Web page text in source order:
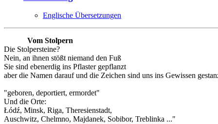
Englische Übersetzungen
Vom Stolpern
Die Stolpersteine?
Nein, an ihnen stößt niemand den Fuß
Sie sind ebenerdig ins Pflaster gepflanzt
aber die Namen darauf und die Zeichen sind uns ins Gewissen
"geboren, deportiert, ermordet"
Und die Orte:
Łódź, Minsk, Riga, Theresienstadt,
Auschwitz, Chelmno, Majdanek, Sobibor, Treblinka ..."